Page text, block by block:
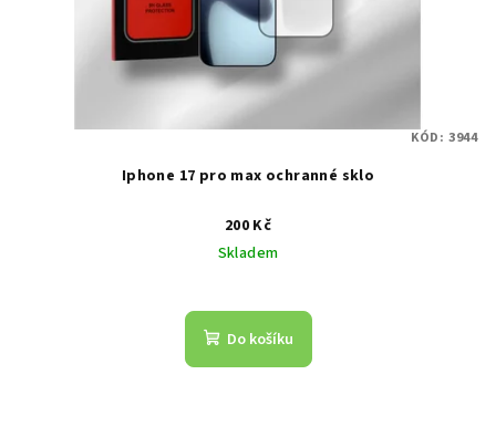
Iphone 17 pro max ochranné sklo
200 Kč
Skladem
Do košíku
KÓD: 3944